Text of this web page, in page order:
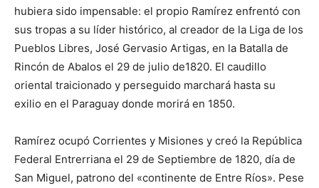
hubiera sido impensable: el propio Ramírez enfrentó con
sus tropas a su líder histórico, al creador de la Liga de los
Pueblos Libres, José Gervasio Artigas, en la Batalla de
Rincón de Abalos el 29 de julio de1820. El caudillo
oriental traicionado y perseguido marchará hasta su
exilio en el Paraguay donde morirá en 1850.
Ramírez ocupó Corrientes y Misiones y creó la República
Federal Entrerriana el 29 de Septiembre de 1820, día de
San Miguel, patrono del «continente de Entre Ríos». Pese